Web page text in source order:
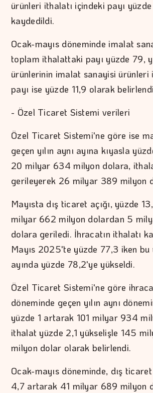
ürünleri ithalatı içindeki payı
kaydedildi.
Ocak-mayıs döneminde imalat
toplam ithalattaki payı yüzde 79,
ürünlerinin imalat sanayisi ürünleri
payı ise yüzde 11,9 olarak
- Özel Ticaret Sistemi verileri
Özel Ticaret Sistemi'ne göre ise
geçen yılın aynı ayına kıyasla
20 milyar 634 milyon dolara,
gerileyerek 26 milyar 389 milyon
Mayısta dış ticaret açığı, yüzde
milyar 662 milyon dolardan 5
dolara geriledi. İhracatın ithalatı
Mayıs 2025'te yüzde 77,3 iken bu
ayında yüzde 78,2'ye yükseldi.
Özel Ticaret Sistemi'ne göre
döneminde geçen yılın aynı
yüzde 1 artarak 101 milyar 934
ithalat yüzde 2,1 yükselişle 145
milyon dolar olarak belirlendi.
Ocak-mayıs döneminde, dış ticaret
4,7 artarak 41 milyar 689 milyon